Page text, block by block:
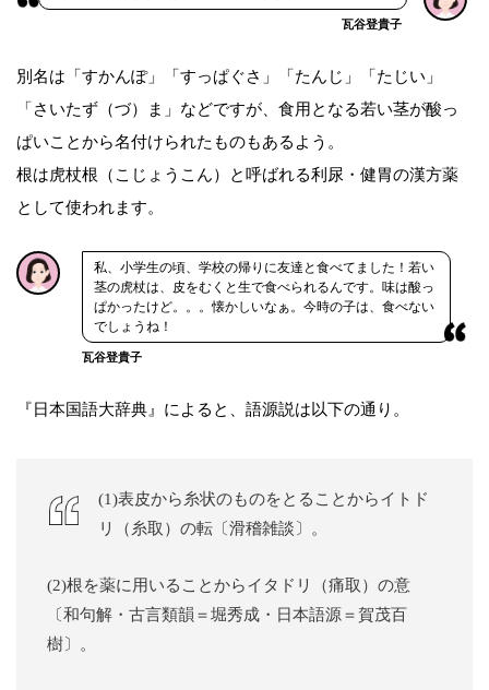
瓦谷登貴子
別名は「すかんぽ」「すっぱぐさ」「たんじ」「たじい」
「さいたず（づ）ま」などですが、食用となる若い茎が酸っ
ぱいことから名付けられたものもあるよう。
根は虎杖根（こじょうこん）と呼ばれる利尿・健胃の漢方薬
として使われます。
私、小学生の頃、学校の帰りに友達と食べてました！若い
茎の虎杖は、皮をむくと生で食べられるんです。味は酸っ
ぱかったけど。。。懐かしいなぁ。今時の子は、食べない
でしょうね！
瓦谷登貴子
『日本国語大辞典』によると、語源説は以下の通り。
(1)表皮から糸状のものをとることからイトド
リ（糸取）の転〔滑稽雑談〕。
(2)根を薬に用いることからイタドリ（痛取）の意
〔和句解・古言類韻＝堀秀成・日本語源＝賀茂百
樹〕。